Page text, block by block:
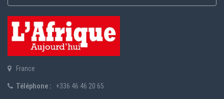
France
Téléphone : +336 46 46 20 65